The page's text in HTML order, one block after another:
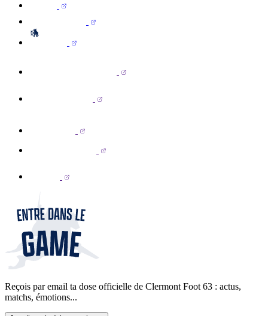
Reçois par email ta dose officielle de Clermont Foot 63 : actus,
matchs, émotions...